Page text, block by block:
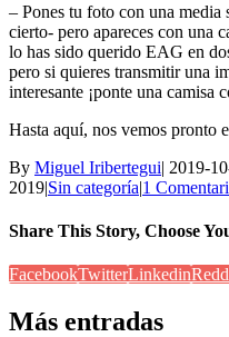
– Pones tu foto con una media
cierto- pero apareces con una
lo has sido querido EAG en
pero si quieres transmitir una
interesante ¡ponte una camisa
Hasta aquí, nos vemos pronto
By Miguel Iribertegui| 2019-
2019|Sin categoría|1
Share This Story, Choose
FacebookTwitterLinkedin
Más entradas